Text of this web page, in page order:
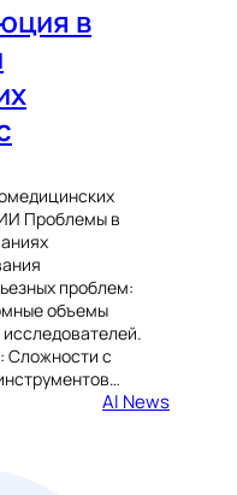
в
Проблемы в
проблем:
объемы
Сложности с
AI News